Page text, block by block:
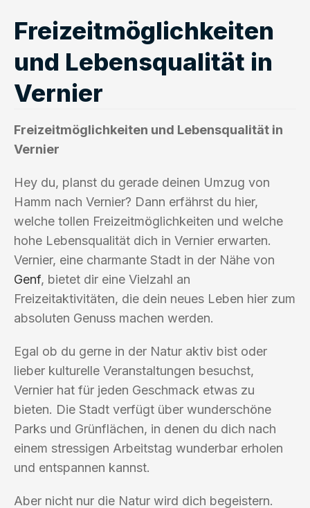
Freizeitmöglichkeiten
und Lebensqualität in
Vernier
Freizeitmöglichkeiten und Lebensqualität in
Vernier
Hey du, planst du gerade deinen Umzug von
Hamm nach Vernier? Dann erfährst du hier,
welche tollen Freizeitmöglichkeiten und welche
hohe Lebensqualität dich in Vernier erwarten.
Vernier, eine charmante Stadt in der Nähe von
Genf, bietet dir eine Vielzahl an
Freizeitaktivitäten, die dein neues Leben hier zum
absoluten Genuss machen werden.
Egal ob du gerne in der Natur aktiv bist oder
lieber kulturelle Veranstaltungen besuchst,
Vernier hat für jeden Geschmack etwas zu
bieten. Die Stadt verfügt über wunderschöne
Parks und Grünflächen, in denen du dich nach
einem stressigen Arbeitstag wunderbar erholen
und entspannen kannst.
Aber nicht nur die Natur wird dich begeistern.